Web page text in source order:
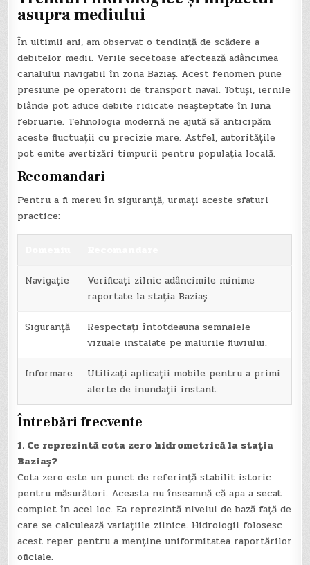
asupra mediului
În ultimii ani, am observat o tendință de scădere a
debitelor medii. Verile secetoase afectează adâncimea
canalului navigabil în zona Baziaș. Acest fenomen pune
presiune pe operatorii de transport naval. Totuși, iernile
blânde pot aduce debite ridicate neașteptate în luna
februarie. Tehnologia modernă ne ajută să anticipăm
aceste fluctuații cu precizie mare. Astfel, autoritățile
pot emite avertizări timpurii pentru populația locală.
Recomandari
Pentru a fi mereu în siguranță, urmați aceste sfaturi
practice:
Navigație
Verificați zilnic adâncimile minime
raportate la stația Baziaș.
Siguranță
Respectați întotdeauna semnalele
vizuale instalate pe malurile fluviului.
Informare
Utilizați aplicații mobile pentru a primi
alerte de inundații instant.
Întrebări frecvente
1. Ce reprezintă cota zero hidrometrică la stația
Baziaș?
Cota zero este un punct de referință stabilit istoric
pentru măsurători. Aceasta nu înseamnă că apa a secat
complet în acel loc. Ea reprezintă nivelul de bază față de
care se calculează variațiile zilnice. Hidrologii folosesc
acest reper pentru a menține uniformitatea raportărilor
oficiale.